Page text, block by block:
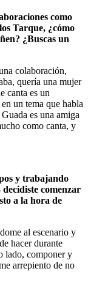
como
Tarque, ¿cómo
¿Buscas un
colaboración,
quería una mujer
canta es un
un tema que habla
es una amiga
como canta, y
y trabajando
comenzar
a la hora de
al escenario y
hacer durante
lado, componer y
arrepiento de no